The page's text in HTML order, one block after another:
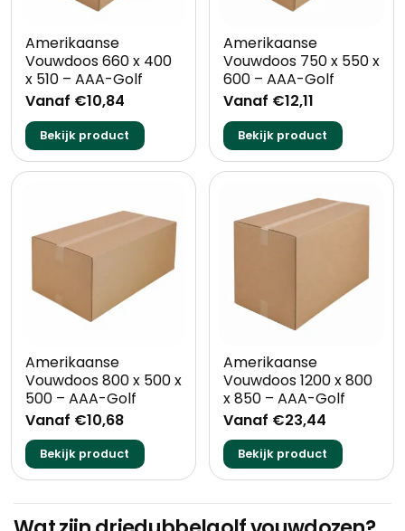
Amerikaanse
Vouwdoos 660 x 400
x 510 – AAA-Golf
Vanaf €10,84
Bekijk product
Amerikaanse
Vouwdoos 750 x 550 x
600 – AAA-Golf
Vanaf €12,11
Bekijk product
Amerikaanse
Vouwdoos 800 x 500 x
500 – AAA-Golf
Vanaf €10,68
Bekijk product
Amerikaanse
Vouwdoos 1200 x 800
x 850 – AAA-Golf
Vanaf €23,44
Bekijk product